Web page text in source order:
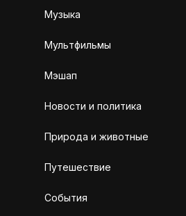
Музыка
Мультфильмы
Мэшап
Новости и политика
Природа и животные
Путешествие
События